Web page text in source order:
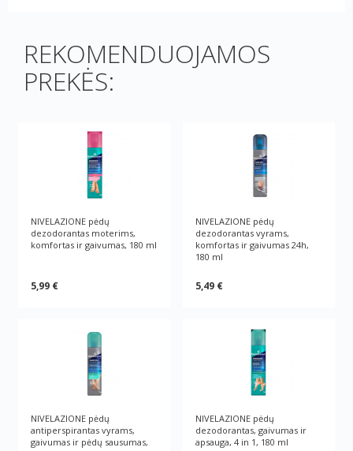
REKOMENDUOJAMOS
PREKĖS:
NIVELAZIONE pėdų
dezodorantas moterims,
komfortas ir gaivumas, 180 ml
5,99 €
NIVELAZIONE pėdų
dezodorantas vyrams,
komfortas ir gaivumas 24h,
180 ml
5,49 €
NIVELAZIONE pėdų
antiperspirantas vyrams,
gaivumas ir pėdų sausumas,
NIVELAZIONE pėdų
dezodorantas, gaivumas ir
apsauga, 4 in 1, 180 ml